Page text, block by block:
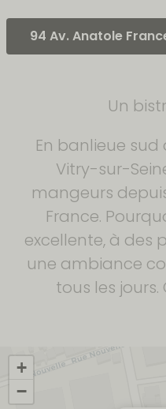
94 Av. Anatole
Un
En banlieue sud
Vitry-sur-
mangeurs
France.
excellente, à des
une ambiance
tous les jours.
+
−